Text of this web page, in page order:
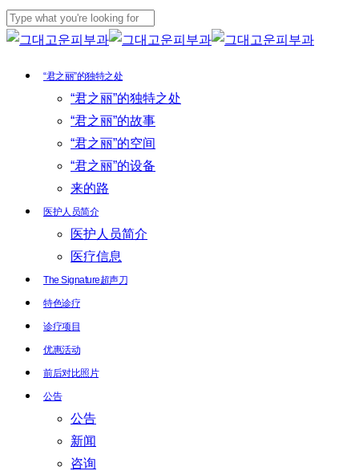
Skip
to
content
Close
Menu
“君之丽”的独特之处
“君之丽”的独特之处
“君之丽”的故事
“君之丽”的空间
“君之丽”的设备
来的路
医护人员简介
医护人员简介
医疗信息
The Signature超声刀
特色诊疗
诊疗项目
优惠活动
前后对比照片
公告
公告
新闻
咨询